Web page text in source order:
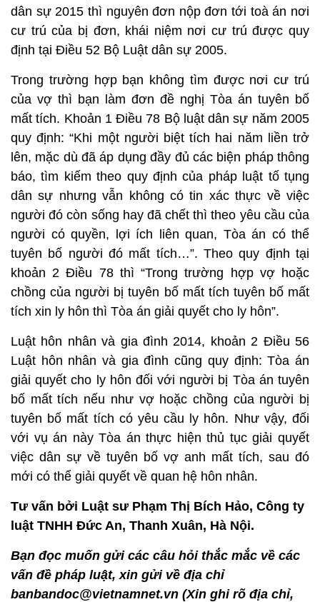
dân sự 2015 thì nguyên đơn nộp đơn tới toà án nơi
cư trú của bị đơn, khái niệm nơi cư trú được quy
định tại Điều 52 Bộ Luật dân sự 2005.
Trong trường hợp bạn không tìm được nơi cư trú
của vợ thì bạn làm đơn đề nghị Tòa án tuyên bố
mất tích. Khoản 1 Điều 78 Bộ luật dân sự năm 2005
quy định: “Khi một người biệt tích hai năm liền trở
lên, mặc dù đã áp dụng đầy đủ các biện pháp thông
báo, tìm kiếm theo quy định của pháp luật tố tụng
dân sự nhưng vẫn không có tin xác thực về việc
người đó còn sống hay đã chết thì theo yêu cầu của
người có quyền, lợi ích liên quan, Tòa án có thể
tuyên bố người đó mất tích…”. Theo quy định tại
khoản 2 Điều 78 thì “Trong trường hợp vợ hoặc
chồng của người bị tuyên bố mất tích tuyên bố mất
tích xin ly hôn thì Tòa án giải quyết cho ly hôn”.
Luật hôn nhân và gia đình 2014, khoản 2 Điều 56
Luật hôn nhân và gia đình cũng quy định: Tòa án
giải quyết cho ly hôn đối với người bị Tòa án tuyên
bố mất tích nếu như vợ hoặc chồng của người bị
tuyên bố mất tích có yêu cầu ly hôn. Như vậy, đối
với vụ án này Tòa án thực hiện thủ tục giải quyết
việc dân sự về tuyên bố vợ anh mất tích, sau đó
mới có thể giải quyết về quan hệ hôn nhân.
Tư vấn bởi Luật sư Phạm Thị Bích Hảo, Công ty
luật TNHH Đức An, Thanh Xuân, Hà Nội.
Bạn đọc muốn gửi các câu hỏi thắc mắc về các
vấn đề pháp luật, xin gửi về địa chỉ
banbandoc@vietnamnet.vn (Xin ghi rõ địa chỉ,